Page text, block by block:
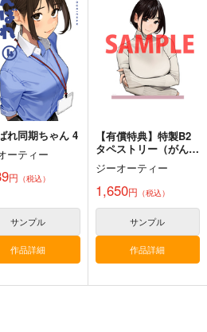
う」絵師100人
大阪展 前売り券
聞社
円
今日の一枚 2026
年 Vol.1
WhitePlanter
1,320円（税込）
円 （税込）
サンプル
作品詳細
愛をみる少年
（税込）
浅羽悠真
サンプル
作品詳細
れ同期ちゃん 4
ーティー
円 （税込）
サンプル
作品詳細
【有償特典】特製B2
タペストリー（がんば
れ同期ちゃん 4（特装
版・変型版・通常
版））
ジーオーティー
1,650円 （税込）
サンプル
作品詳細